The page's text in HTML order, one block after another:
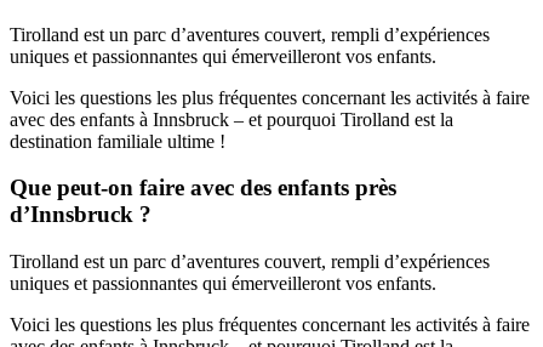
Tirolland est un parc d’aventures couvert, rempli d’expériences
uniques et passionnantes qui émerveilleront vos enfants.
Voici les questions les plus fréquentes concernant les activités à faire
avec des enfants à Innsbruck – et pourquoi Tirolland est la
destination familiale ultime !
Que peut-on faire avec des enfants près
d’Innsbruck ?
Tirolland est un parc d’aventures couvert, rempli d’expériences
uniques et passionnantes qui émerveilleront vos enfants.
Voici les questions les plus fréquentes concernant les activités à faire